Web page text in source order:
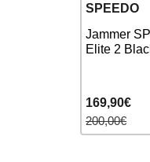
SPEEDO
Jammer
Elite 2
169,90€
200,00€